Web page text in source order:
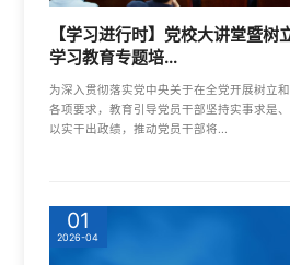
【学习进行时】党校大讲堂暨树
学习教育专题培...
为深入贯彻落实党中央关于在全党开展树立
各项要求，教育引导党员干部坚持实事求是
以实干出政绩，推动党员干部将...
01
2026-04